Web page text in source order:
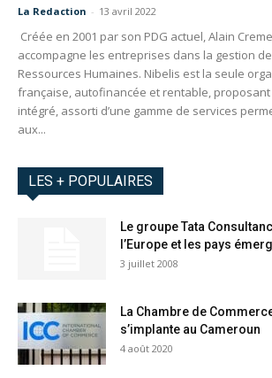
La Redaction - 13 avril 2022
Créée en 2001 par son PDG actuel, Alain
accompagne les entreprises dans la gestion
Ressources Humaines. Nibelis est la seule
française, autofinancée et rentable, proposant
intégré, assorti d’une gamme de services
aux...
LES + POPULAIRES
Le groupe Tata
l’Europe et les pays
3 juillet 2008
La Chambre de
s’implante au Cameroun
4 août 2020